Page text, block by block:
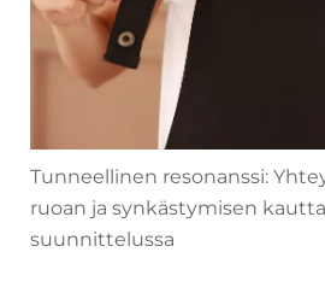
Tunneellinen resonanssi:
ruoan ja synkästymisen
suunnittelussa